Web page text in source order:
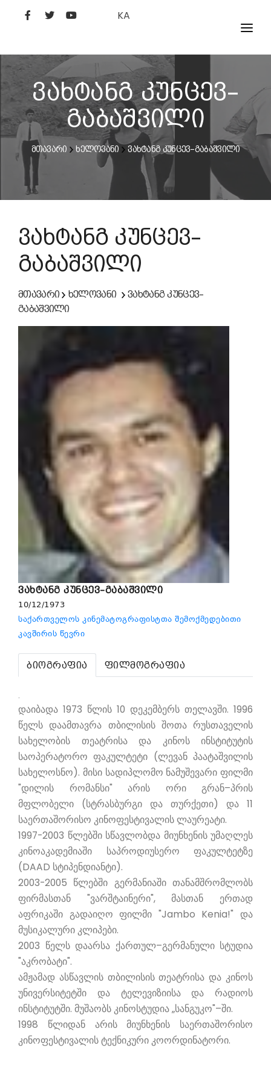
KA
ᲤᲘᲚᲛᲔᲑᲘ
ᲮᲔᲚᲝᲕᲐᲜᲘ
ᲙᲘᲜᲝᲡᲢᲣᲓᲘᲐ
ᲙᲘᲜᲝᲐᲙᲐᲓᲔᲛᲘᲐ
ვახტანგ კუნცევ–
გაბაშვილი
მთავარი ხელოვანი ვახტანგ კუნცევ–გაბაშვილი
ვახტანგ კუნცევ–
გაბაშვილი
მთავარი ხელოვანი
ვახტანგ კუნცევ–
გაბაშვილი
ვახტანგ კუნცევ–გაბაშვილი
10/12/1973
საქართველოს კინემატოგრაფისტთა შემოქმედებითი
კავშირის წევრი
ბიოგრაფია ფილმოგრაფია
.
დაიბადა 1973 წლის 10 დეკემბერს თელავში. 1996
წელს დაამთავრა თბილისის შოთა რუსთაველის
სახელობის თეატრისა და კინოს ინსტიტუტის
საოპერატორო ფაკულტეტი (ლევან პაატაშვილის
სახელოსნო). მისი სადიპლომო ნამუშევარი ფილმი
"დილის რომანსი" არის ორი გრან–პრის
მფლობელი (სტრასბურგი და თურქეთი) და 11
საერთაშორისო კინოფესტივალის ლაურეატი.
1997-2003 წლებში სწავლობდა მიუნხენის უმაღლეს
კინოაკადემიაში საპროდიუსერო ფაკულტეტზე
(DAAD სტიპენდიანტი).
2003-2005 წლებში გერმანიაში თანამშრომლობს
ფირმასთან "ვარშტაინერი", მასთან ერთად
აფრიკაში გადაიღო ფილმი "Jambo Kenia!" და
მუსიკალური კლიპები.
2003 წელს დაარსა ქართულ–გერმანული სტუდია
"აკრობატი".
ამჟამად ასწავლის თბილისის თეატრისა და კინოს
უნივერსიტეტში და ტელევიზიისა და რადიოს
ინსტიტუტში. მუშაობს კინოსტუდია „სანგუკო"–ში.
1998 წლიდან არის მიუნხენის საერთაშორისო
კინოფესტივალის ტექნიკური კოორდინატორი.